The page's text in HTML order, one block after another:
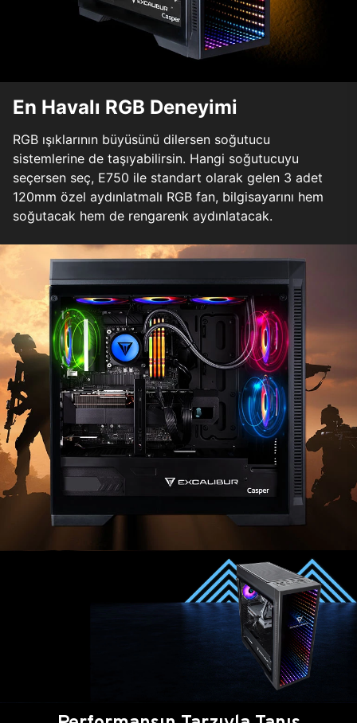
En Havalı RGB Deneyimi
RGB ışıklarının büyüsünü dilersen soğutucu
sistemlerine de taşıyabilirsin. Hangi soğutucuyu
seçersen seç, E750 ile standart olarak gelen 3 adet
120mm özel aydınlatmalı RGB fan, bilgisayarını hem
soğutacak hem de rengarenk aydınlatacak.